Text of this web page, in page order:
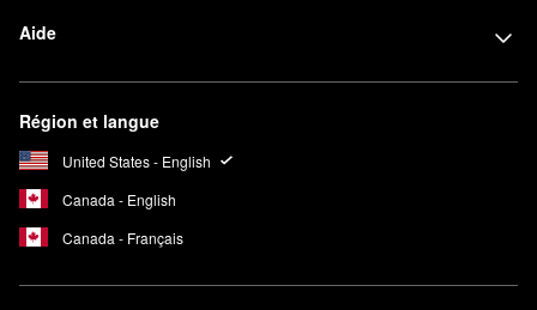
Aide
Région et langue
United States - English
Canada - English
Canada - Français